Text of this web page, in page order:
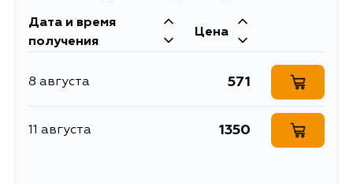
Дата и время
получения
Цена
8 августа 571
11 августа 1350